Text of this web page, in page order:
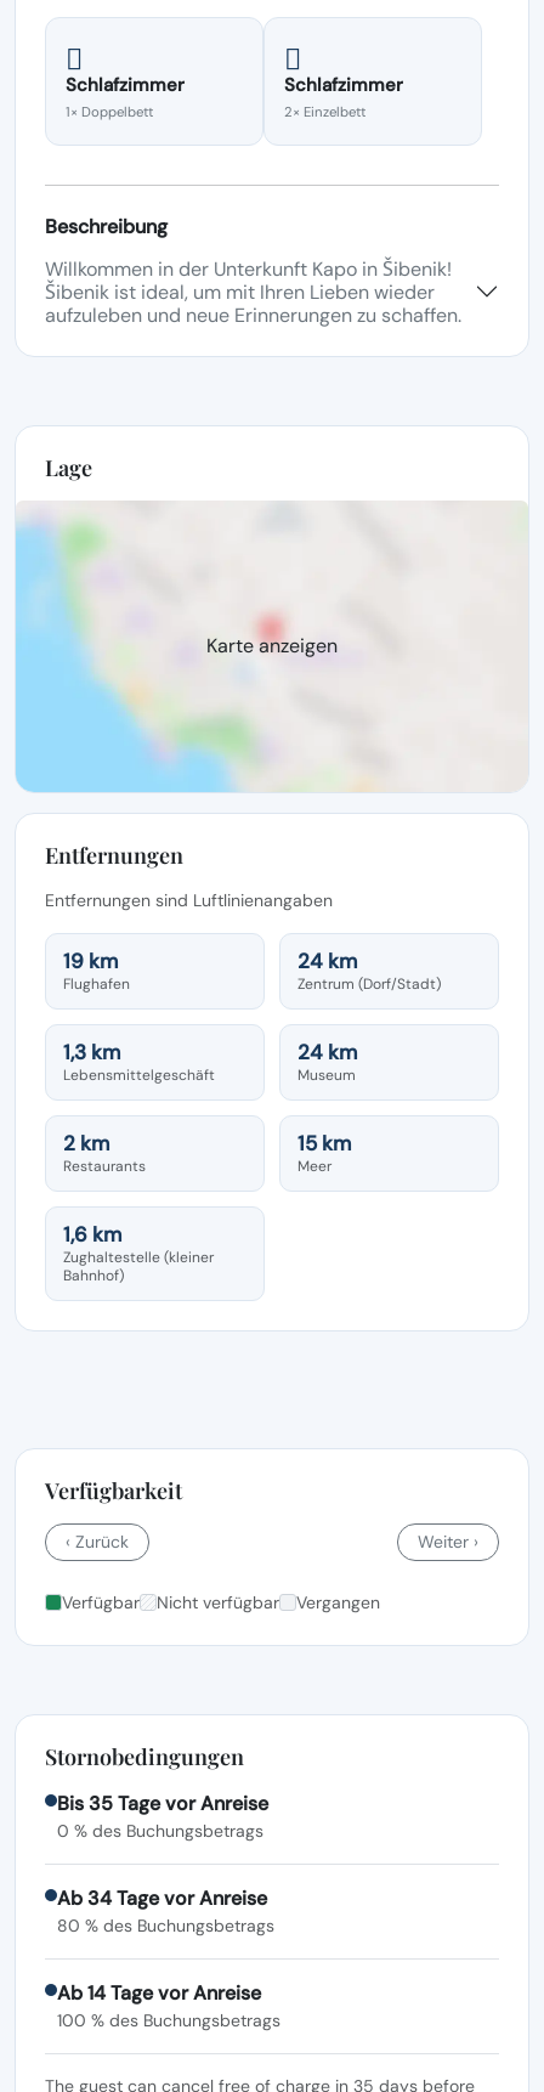
Schlafzimmer
1× Doppelbett
Schlafzimmer
2× Einzelbett
Beschreibung
Willkommen in der Unterkunft Kapo in Šibenik!
Šibenik ist ideal, um mit Ihren Lieben wieder
aufzuleben und neue Erinnerungen zu schaffen.
Lage
Karte anzeigen
Entfernungen
Entfernungen sind Luftlinienangaben
19 km
Flughafen
24 km
Zentrum (Dorf/Stadt)
1,3 km
Lebensmittelgeschäft
24 km
Museum
2 km
Restaurants
15 km
Meer
1,6 km
Zughaltestelle (kleiner
Bahnhof)
Verfügbarkeit
‹ Zurück Weiter ›
Verfügbar Nicht verfügbar Vergangen
Stornobedingungen
Bis 35 Tage vor Anreise
0 % des Buchungsbetrags
Ab 34 Tage vor Anreise
80 % des Buchungsbetrags
Ab 14 Tage vor Anreise
100 % des Buchungsbetrags
The guest can cancel free of charge in 35 days before